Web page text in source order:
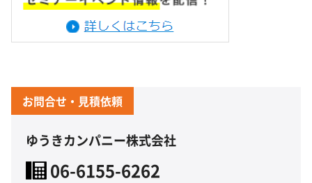
お問合せ・見積依頼
ゆうきカンパニー株式会社
06-6155-6262